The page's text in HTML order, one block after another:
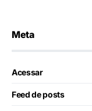
Meta
Acessar
Feed de posts